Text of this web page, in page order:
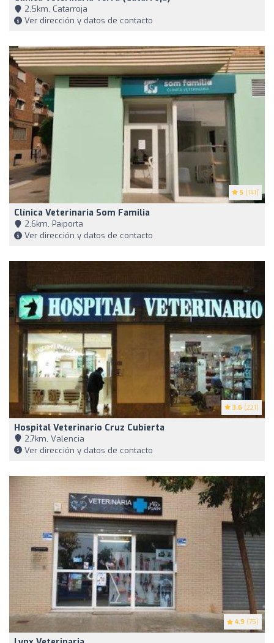
2,5km, Catarroja
Ver dirección y datos de contacto
5 (141)
Clínica Veterinaria Som Familia
2,6km, Paiporta
Ver dirección y datos de contacto
3.6 (221)
Hospital Veterinario Cruz Cubierta
2,7km, Valencia
Ver dirección y datos de contacto
4.9 (75)